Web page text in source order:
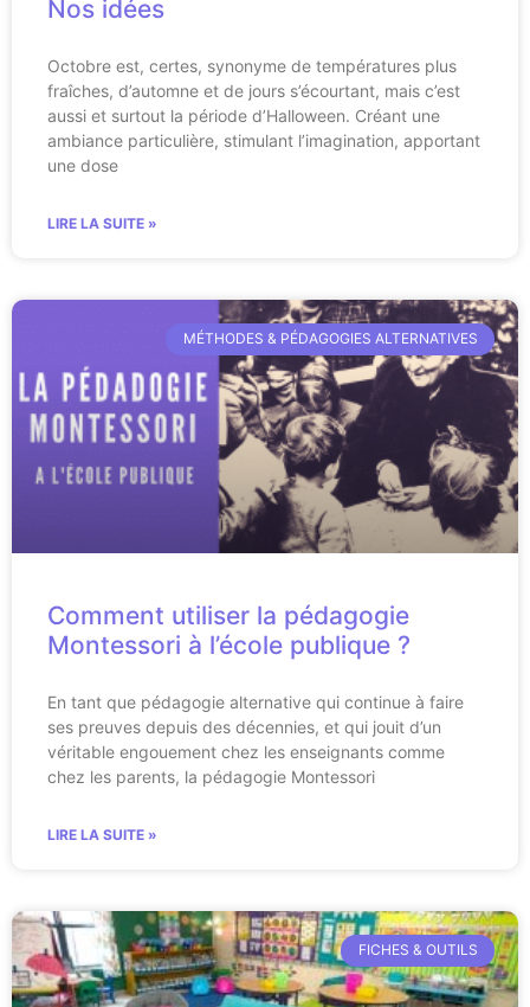
Nos idées
Octobre est, certes, synonyme de températures plus
fraîches, d’automne et de jours s’écourtant, mais c’est
aussi et surtout la période d’Halloween. Créant une
ambiance particulière, stimulant l’imagination, apportant
une dose
LIRE LA SUITE »
MÉTHODES & PÉDAGOGIES ALTERNATIVES
Comment utiliser la pédagogie
Montessori à l’école publique ?
En tant que pédagogie alternative qui continue à faire
ses preuves depuis des décennies, et qui jouit d’un
véritable engouement chez les enseignants comme
chez les parents, la pédagogie Montessori
LIRE LA SUITE »
FICHES & OUTILS